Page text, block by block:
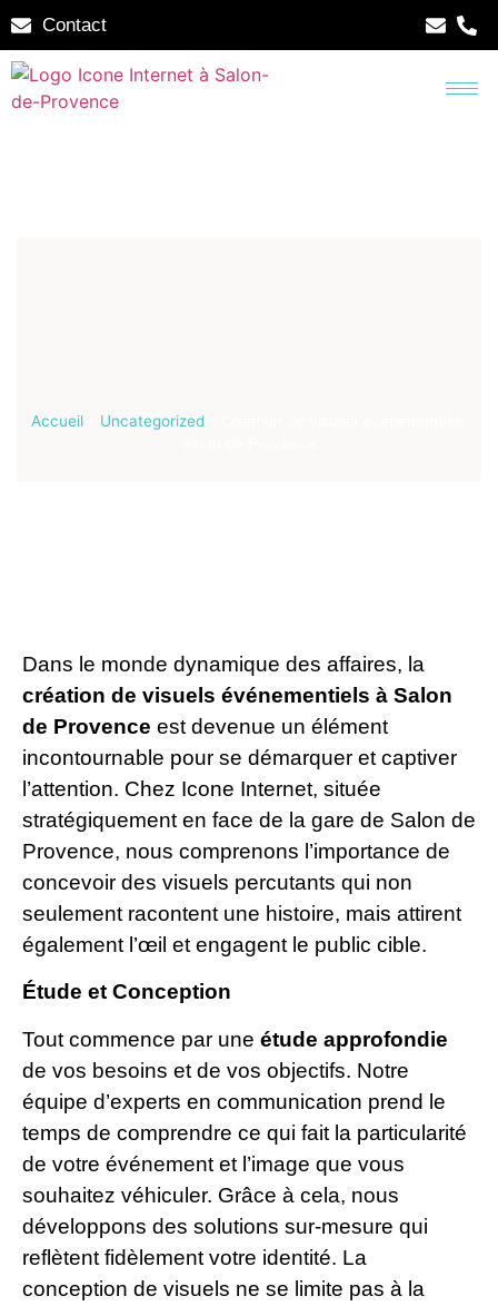
Contact
Accueil Uncategorized
Dans le monde dynamique des affaires, la
création de visuels événementiels à Salon
de Provence est devenue un élément
incontournable pour se démarquer et captiver
l’attention. Chez Icone Internet, située
stratégiquement en face de la gare de Salon de
Provence, nous comprenons l’importance de
concevoir des visuels percutants qui non
seulement racontent une histoire, mais attirent
également l’œil et engagent le public cible.
Étude et Conception
Tout commence par une étude approfondie
de vos besoins et de vos objectifs. Notre
équipe d’experts en communication prend le
temps de comprendre ce qui fait la particularité
de votre événement et l’image que vous
souhaitez véhiculer. Grâce à cela, nous
développons des solutions sur-mesure qui
reflètent fidèlement votre identité. La
conception de visuels ne se limite pas à la